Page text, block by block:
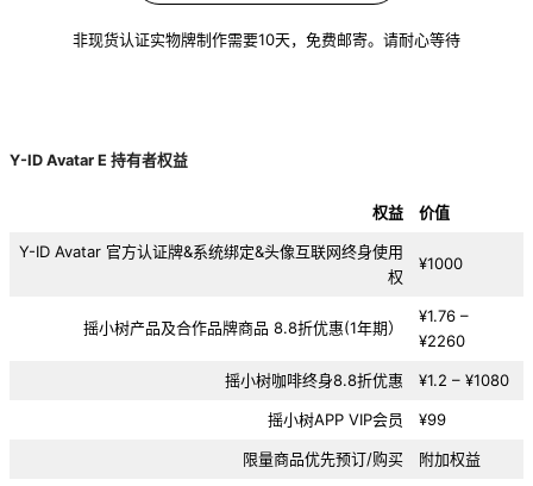
非现货认证实物牌制作需要10天，免费邮寄。请耐心等待
Y-ID Avatar E 持有者权益
权益 价值
Y-ID Avatar 官方认证牌&系统绑定&头像互联网终身使用
权
¥1000
摇小树产品及合作品牌商品 8.8折优惠(1年期）
¥1.76 –
¥2260
摇小树咖啡终身8.8折优惠 ¥1.2 – ¥1080
摇小树APP VIP会员 ¥99
限量商品优先预订/购买 附加权益